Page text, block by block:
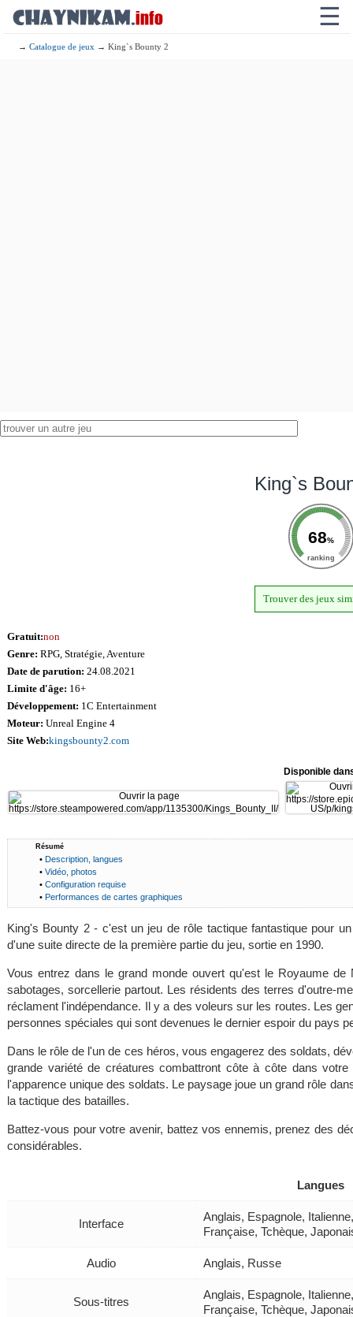
☰
→Catalogue de jeux → King`s Bounty 2
King`s
68%
ranking
Trouver des jeux
Gratuit:non
Genre: RPG, Stratégie, Aventure
Date de parution: 24.08.2021
Limite d'âge: 16+
Développement: 1C Entertainment
Moteur: Unreal Engine 4
Site Web:kingsbounty2.com
Disponible
Résumé
• Description, langues
• Vidéo, photos
• Configuration requise
• Performances de cartes graphiques
King's Bounty 2 - c'est un jeu de rôle tactique fantastique pour
d'une suite directe de la première partie du jeu, sortie en 1990.
Vous entrez dans le grand monde ouvert qu'est le Royaume
sabotages, sorcellerie partout. Les résidents des terres d'outre-
réclament l'indépendance. Il y a des voleurs sur les routes. Les
personnes spéciales qui sont devenues le dernier espoir du pays
Dans le rôle de l'un de ces héros, vous engagerez des soldats,
grande variété de créatures combattront côte à côte dans
l'apparence unique des soldats. Le paysage joue un grand rôle
la tactique des batailles.
Battez-vous pour votre avenir, battez vos ennemis, prenez des
considérables.
Langues
Interface
Anglais, Espagnole,
Française, Tchèque,
Audio Anglais, Russe
Sous-titres
Anglais, Espagnole,
Française, Tchèque,